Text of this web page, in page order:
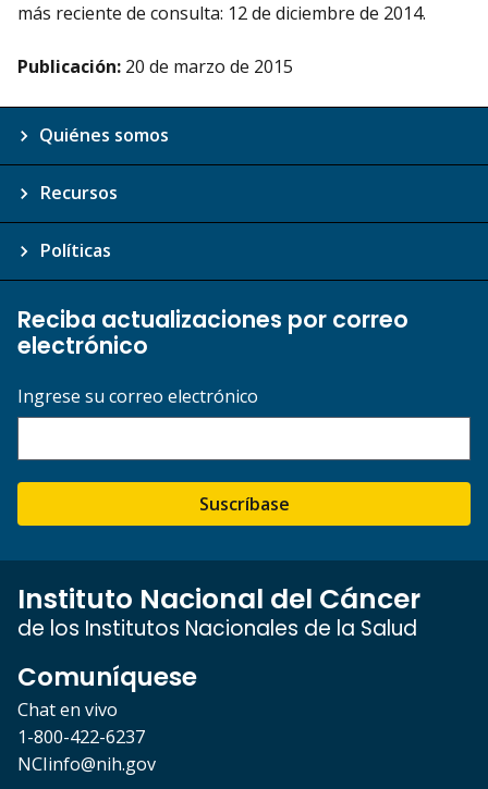
más reciente de consulta: 12 de diciembre de 2014.
Publicación: 20 de marzo de 2015
Quiénes somos
Recursos
Políticas
Reciba actualizaciones por correo
electrónico
Ingrese su correo electrónico
Suscríbase
Instituto Nacional del Cáncer
de los Institutos Nacionales de la Salud
Comuníquese
Chat en vivo
1-800-422-6237
NCIinfo@nih.gov